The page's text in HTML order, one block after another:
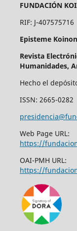
FUNDACIÓN
RIF: J-407575716
Episteme
Revista
Humanidades,
Hecho el
ISSN: 2665-0282
Web Page URL:
https://
OAI-PMH URL:
https://